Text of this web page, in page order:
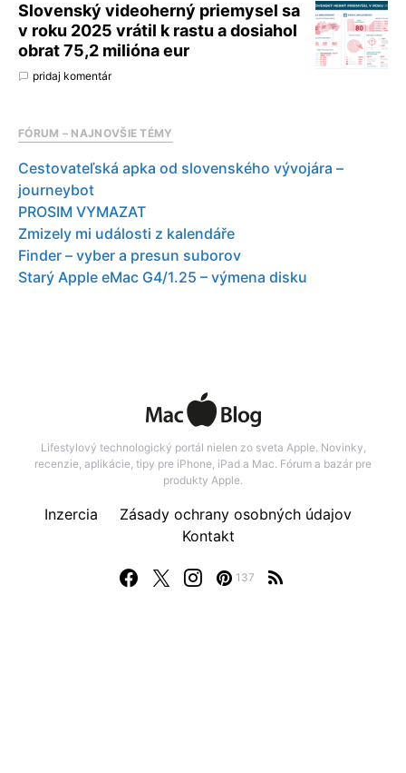
Slovenský videoherný priemysel sa
v roku 2025 vrátil k rastu a dosiahol
obrat 75,2 milióna eur
pridaj komentár
FÓRUM – NAJNOVŠIE TÉMY
Cestovateľská apka od slovenského vývojára –
journeybot
PROSIM VYMAZAT
Zmizely mi události z kalendáře
Finder – vyber a presun suborov
Starý Apple eMac G4/1.25 – výmena disku
Lifestylový technologický portál nielen zo sveta Apple. Novinky,
recenzie, aplikácie, tipy pre iPhone, iPad a Mac. Fórum a bazár pre
produkty Apple.
137
Inzercia
Zásady ochrany osobných údajov
Kontakt